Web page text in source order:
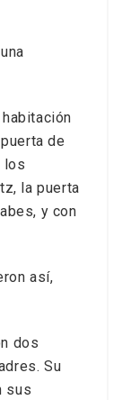
de
los
la puerta
y con
así,
dos
Su
sus